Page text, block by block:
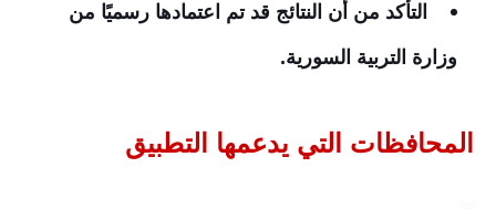
التأكد من أن النتائج قد تم اعتمادها رسميًا من
وزارة التربية السورية.
المحافظات التي يدعمها التطبيق